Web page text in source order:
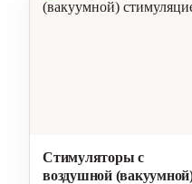
Стимуляторы с
воздушной